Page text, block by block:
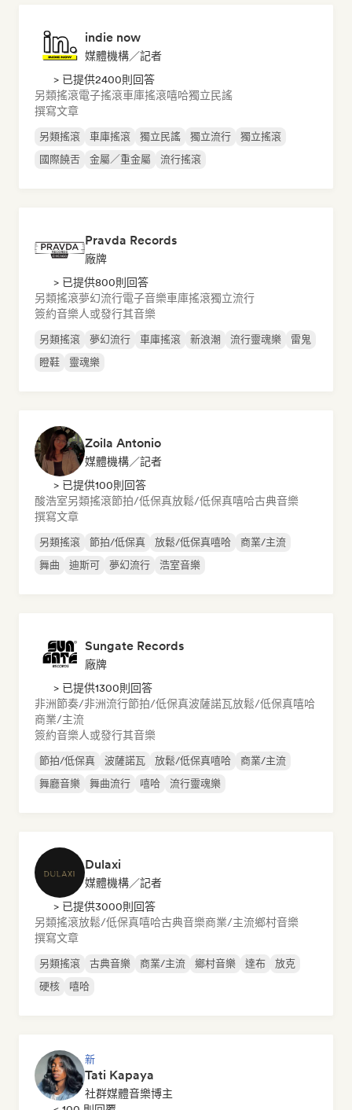
indie now
媒體機構／記者
> 已提供2400則回答
另類搖滾電子搖滾車庫搖滾嘻哈獨立民謠
撰寫文章
另類搖滾 車庫搖滾 獨立民謠 獨立流行
獨立搖滾
國際饒舌
金屬／重金屬 流行搖滾
Pravda Records
廠牌
> 已提供800則回答
另類搖滾夢幻流行電子音樂車庫搖滾獨立流行
簽約音樂人或發行其音樂
另類搖滾 夢幻流行 車庫搖滾 新浪潮 流行靈魂樂
雷鬼
瞪鞋
靈魂樂
Zoila Antonio
媒體機構／記者
> 已提供100則回答
酸浩室另類搖滾節拍/低保真放鬆/低保真嘻哈古典音樂
撰寫文章
另類搖滾 節拍/低保真 放鬆/低保真嘻哈
商業/主流
舞曲
迪斯可 夢幻流行 浩室音樂
Sungate Records
廠牌
> 已提供1300則回答
非洲節奏/非洲流行節拍/低保真波薩諾瓦放鬆/低保真嘻哈
商業/主流
簽約音樂人或發行其音樂
節拍/低保真 波薩諾瓦 放鬆/低保真嘻哈
商業/主流
舞廳音樂
舞曲流行 嘻哈 流行靈魂樂
Dulaxi
媒體機構／記者
> 已提供3000則回答
另類搖滾放鬆/低保真嘻哈古典音樂商業/主流鄉村音樂
撰寫文章
另類搖滾 古典音樂 商業/主流 鄉村音樂 達布
放克
硬核
嘻哈
新
Tati Kapaya
社群媒體音樂博主